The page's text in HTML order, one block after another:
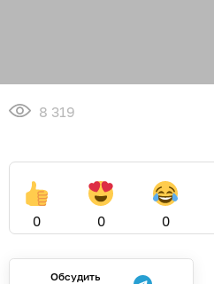
8 319
0 0 0
Обсудить